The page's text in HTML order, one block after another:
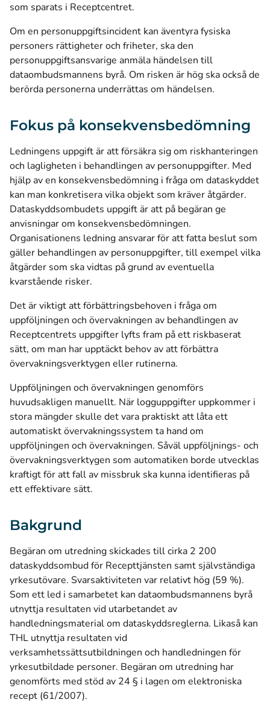
som sparats i Receptcentret.
Om en personuppgiftsincident kan äventyra fysiska
personers rättigheter och friheter, ska den
personuppgiftsansvarige anmäla händelsen till
dataombudsmannens byrå. Om risken är hög ska också de
berörda personerna underrättas om händelsen.
Fokus på konsekvensbedömning
Ledningens uppgift är att försäkra sig om riskhanteringen
och lagligheten i behandlingen av personuppgifter. Med
hjälp av en konsekvensbedömning i fråga om dataskyddet
kan man konkretisera vilka objekt som kräver åtgärder.
Dataskyddsombudets uppgift är att på begäran ge
anvisningar om konsekvensbedömningen.
Organisationens ledning ansvarar för att fatta beslut som
gäller behandlingen av personuppgifter, till exempel vilka
åtgärder som ska vidtas på grund av eventuella
kvarstående risker.
Det är viktigt att förbättringsbehoven i fråga om
uppföljningen och övervakningen av behandlingen av
Receptcentrets uppgifter lyfts fram på ett riskbaserat
sätt, om man har upptäckt behov av att förbättra
övervakningsverktygen eller rutinerna.
Uppföljningen och övervakningen genomförs
huvudsakligen manuellt. När logguppgifter uppkommer i
stora mängder skulle det vara praktiskt att låta ett
automatiskt övervakningssystem ta hand om
uppföljningen och övervakningen. Såväl uppföljnings- och
övervakningsverktygen som automatiken borde utvecklas
kraftigt för att fall av missbruk ska kunna identifieras på
ett effektivare sätt.
Bakgrund
Begäran om utredning skickades till cirka 2 200
dataskyddsombud för Recepttjänsten samt självständiga
yrkesutövare. Svarsaktiviteten var relativt hög (59 %).
Som ett led i samarbetet kan dataombudsmannens byrå
utnyttja resultaten vid utarbetandet av
handledningsmaterial om dataskyddsreglerna. Likaså kan
THL utnyttja resultaten vid
verksamhetssättsutbildningen och handledningen för
yrkesutbildade personer. Begäran om utredning har
genomförts med stöd av 24 § i lagen om elektroniska
recept (61/2007).